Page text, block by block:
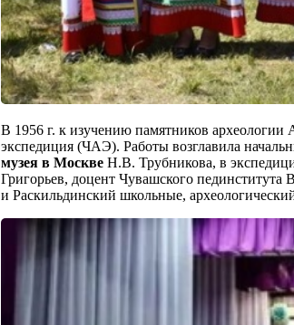
В 1956 г. к изучению памятников археологии
экспедиция (ЧАЭ). Работы возглавила
музея в Москве Н.В. Трубникова, в
Григорьев, доцент Чувашского
и Раскильдинский школьные,